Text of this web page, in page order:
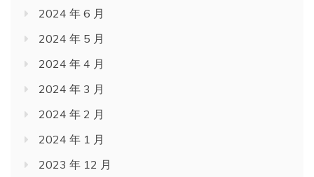
2024 年 6 月
2024 年 5 月
2024 年 4 月
2024 年 3 月
2024 年 2 月
2024 年 1 月
2023 年 12 月